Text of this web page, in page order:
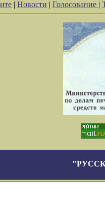
| Новости | Голосование |